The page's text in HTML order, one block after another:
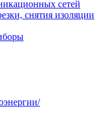
сетей
снятия изоляции